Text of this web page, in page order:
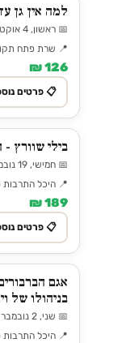
למה אין גן
📅 ראשון, 4 אוקטובר ⏰ 19:30
📍 שרת פתח
126 ₪
📋 פרטים
בילי שוורץ
📅 חמישי, 19 נובמבר ⏰ 20:30
📍 היכל התרבות
189 ₪
📋 פרטים
אגם
בניהולו של
📅 שני, 2 נובמבר ⏰ 20:00
📍 היכל התרבות